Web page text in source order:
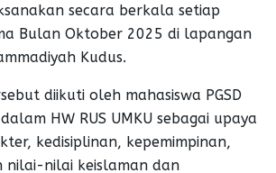
secara berkala setiap
Bulan Oktober 2025 di lapangan
Kudus.
diikuti oleh mahasiswa PGSD
HW RUS UMKU sebagai upaya
kedisiplinan, kepemimpinan,
nilai-nilai keislaman dan